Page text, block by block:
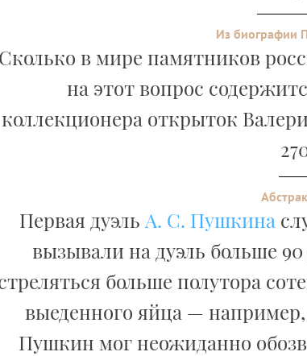
Из биографии
Сколько в мире памятников
на этот вопрос
коллекционера открыток
Первая дуэль А. С. Пушкина
вызывали на дуэль больше
больше полутора
выеденного яйца —
Пушкин мог неожиданно